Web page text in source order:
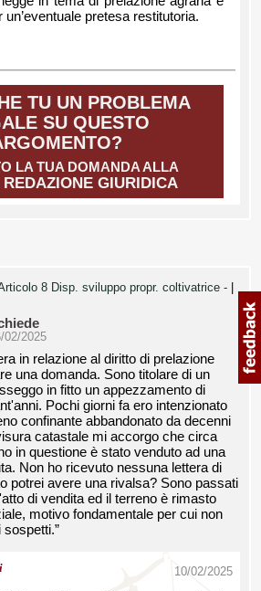
pretesa restitutoria.
TU UN PROBLEMA
SU QUESTO
LA TUA DOMANDA ALLA
REDAZIONE GIURIDICA
8 Disp. sviluppo propr. coltivatrice -
02/2025
in relazione al diritto di prelazione
una domanda. Sono titolare di un
in fitto un appezzamento di
Pochi giorni fa ero intenzionato
confinante abbandonato da decenni
catastale mi accorgo che circa
in questione è stato venduto ad una
Non ho ricevuto nessuna lettera di
potrei avere una rivalsa? Sono passati
di vendita ed il terreno è rimasto
motivo fondamentale per cui non
sospetti.”
i 10/02/2025